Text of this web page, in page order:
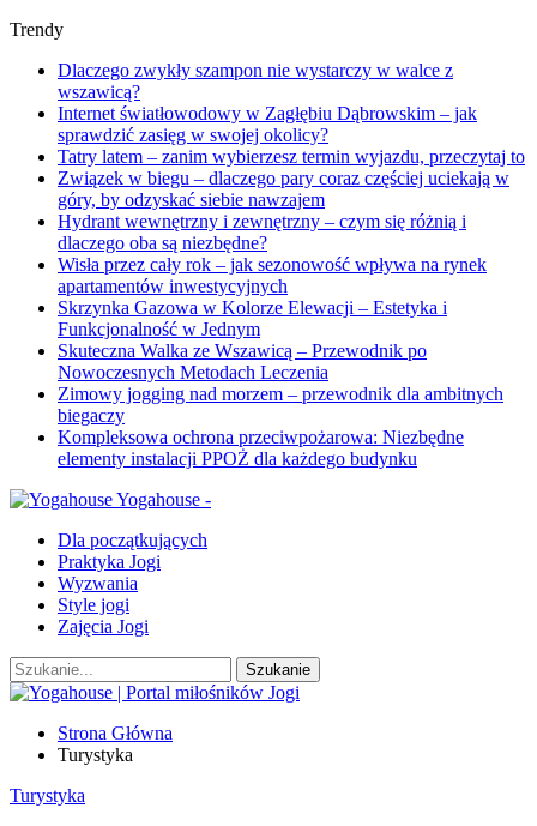
Trendy
Dlaczego zwykły szampon nie wystarczy w walce z
wszawicą?
Internet światłowodowy w Zagłębiu Dąbrowskim – jak
sprawdzić zasięg w swojej okolicy?
Tatry latem – zanim wybierzesz termin wyjazdu, przeczytaj to
Związek w biegu – dlaczego pary coraz częściej uciekają w
góry, by odzyskać siebie nawzajem
Hydrant wewnętrzny i zewnętrzny – czym się różnią i
dlaczego oba są niezbędne?
Wisła przez cały rok – jak sezonowość wpływa na rynek
apartamentów inwestycyjnych
Skrzynka Gazowa w Kolorze Elewacji – Estetyka i
Funkcjonalność w Jednym
Skuteczna Walka ze Wszawicą – Przewodnik po
Nowoczesnych Metodach Leczenia
Zimowy jogging nad morzem – przewodnik dla ambitnych
biegaczy
Kompleksowa ochrona przeciwpożarowa: Niezbędne
elementy instalacji PPOŻ dla każdego budynku
Yogahouse -
Dla początkujących
Praktyka Jogi
Wyzwania
Style jogi
Zajęcia Jogi
Strona Główna
Turystyka
Turystyka